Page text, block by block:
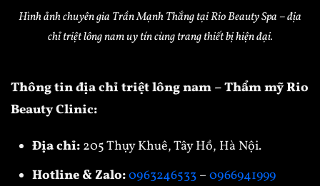
Hình ảnh chuyên gia Trần Mạnh Thắng tại Rio Beauty Spa – địa
chỉ triệt lông nam uy tín cùng trang thiết bị hiện đại.
Thông tin địa chỉ triệt lông nam – Thẩm mỹ Rio
Beauty Clinic:
Địa chỉ: 205 Thụy Khuê, Tây Hồ, Hà Nội.
Hotline & Zalo:0963246533 – 0966941999